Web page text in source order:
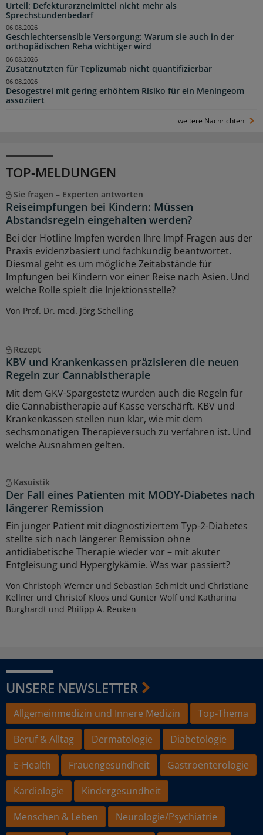
Urteil: Defekturarzneimittel nicht mehr als
Sprechstundenbedarf
Geschlechtersensible Versorgung: Warum sie auch in der
orthopädischen Reha wichtiger wird
06.08.2026
Zusatznutzten für Teplizumab nicht quantifizierbar
06.08.2026
Desogestrel mit gering erhöhtem Risiko für ein Meningeom
assoziiert
06.08.2026
weitere Nachrichten
TOP-MELDUNGEN
Sie fragen – Experten antworten
Reiseimpfungen bei Kindern: Müssen
Abstandsregeln eingehalten werden?
Bei der Hotline Impfen werden Ihre Impf-Fragen aus der
Praxis evidenzbasiert und fachkundig beantwortet.
Diesmal geht es um mögliche Zeitabstände für
Impfungen bei Kindern vor einer Reise nach Asien. Und
welche Rolle spielt die Injektionsstelle?
Von Prof. Dr. med. Jörg Schelling
Rezept
KBV und Krankenkassen präzisieren die neuen
Regeln zur Cannabistherapie
Mit dem GKV-Spargestetz wurden auch die Regeln für
die Cannabistherapie auf Kasse verschärft. KBV und
Krankenkassen stellen nun klar, wie mit dem
sechsmonatigen Therapieversuch zu verfahren ist. Und
welche Ausnahmen gelten.
Kasuistik
Der Fall eines Patienten mit MODY-Diabetes nach
längerer Remission
Ein junger Patient mit diagnostiziertem Typ-2-Diabetes
stellte sich nach längerer Remission ohne
antidiabetische Therapie wieder vor – mit akuter
Entgleisung und Hyperglykämie. Was war passiert?
Von Christoph Werner und Sebastian Schmidt und Christiane
Kellner und Christof Kloos und Gunter Wolf und Katharina
Burghardt und Philipp A. Reuken
UNSERE NEWSLETTER
Allgemeinmedizin und Innere Medizin
Top-Thema
Beruf & Alltag
Dermatologie
Diabetologie
E-Health
Frauengesundheit
Gastroenterologie
Kardiologie
Kindergesundheit
Menschen & Leben
Neurologie/Psychiatrie